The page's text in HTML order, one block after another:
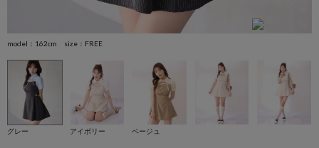
model：162cm size：FREE
グレー アイボリー ベージュ